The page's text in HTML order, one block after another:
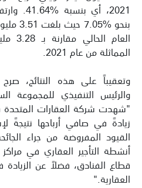
2021، أي
بنحو
العام
المماثلة من عام 2021.
وتعقيباً على هذه النتائج،
والرئيس التنفيذي للمجموعة
"شهدت شركة العقارات المتحدة
زيادةً في صافي أرباحها نتيجةً
القيود المفروضة من جراء
أنشطة التأجير العقاري في
قطاع الفنادق، فضلاً عن
العقارية."